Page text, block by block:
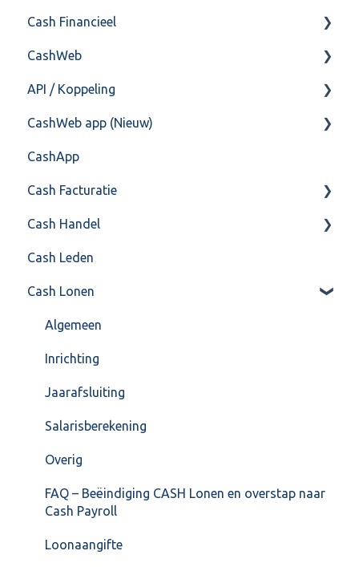
Bank(koppeling)
Import/Export
Postbus
Training & Consultancy
Overig
Cash Financieel
Boekhoud
Fiscaal
Overig
CashWeb
CashHero Layout
Mailen vanuit CASHWeb
Algemeen gebruik
API / Koppeling
Algemeen
Api 3.0 (SOAP API)
API 4.0 (REST API)
CashWeb app (Nieuw)
Veel gestelde vragen
CashApp
Cash Facturatie
Factureren
Instellingen
Algemeen
Formulierlayout
Cash Handel
Inkoop
Verkoop
Voorraad
Overig
VoorraadService & Onderhoud
Cash Leden
Cash Lonen
Algemeen
Inrichting
Jaarafsluiting
Salarisberekening
Overig
FAQ – Beëindiging CASH Lonen en overstap naar
Cash Payroll
Loonaangifte